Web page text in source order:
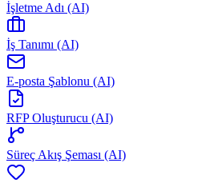
İşletme Adı (AI)
İş Tanımı (AI)
E-posta Şablonu (AI)
RFP Oluşturucu (AI)
Süreç Akış Şeması (AI)